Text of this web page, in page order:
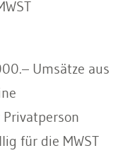
Umsätze aus
für die MWST